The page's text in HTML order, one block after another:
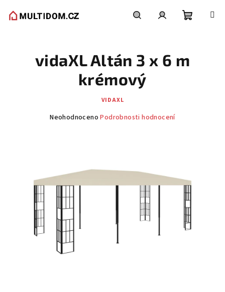
košík
vidaXL Altán 3 x 6 m
krémový
VIDAXL
Průměrné
5
hvězdiček.
Neohodnoceno Podrobnosti hodnocení